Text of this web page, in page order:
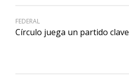
FEDERAL
Círculo juega un partido clave